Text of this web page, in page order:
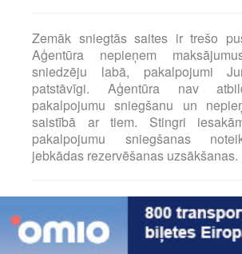
Zemāk sniegtās saites ir trešo
Aģentūra nepieņem
sniedzēju labā, pakalpojumi
patstāvīgi. Aģentūra nav
pakalpojumu sniegšanu un
saistībā ar tiem. Stingri
pakalpojumu sniegšanas
jebkādas rezervēšanas uzsākšanas.